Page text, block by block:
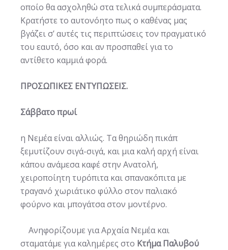
οποίο θα ασχοληθώ στα τελικά συμπεράσματα.
Κρατήστε το αυτονόητο πως ο καθένας μας
βγάζει σ’ αυτές τις περιπτώσεις τον πραγματικό
του εαυτό, όσο και αν προσπαθεί για το
αντίθετο καμμιά φορά.
ΠΡΟΣΩΠΙΚΕΣ ΕΝΤΥΠΩΣΕΙΣ.
Σάββατο πρωί
η Νεμέα είναι αλλιώς. Τα θηριώδη πικάπ
ξεμυτίζουν σιγά-σιγά, και μια καλή αρχή είναι
κάπου ανάμεσα καφέ στην Ανατολή,
χειροποίητη τυρόπιτα και σπανακόπιτα με
τραγανό χωριάτικο φύλλο στον παλιακό
φούρνο και μπογάτσα στον μοντέρνο.
Ανηφορίζουμε για Αρχαία Νεμέα και
σταματάμε για καλημέρες στο Κτήμα Παλυβού